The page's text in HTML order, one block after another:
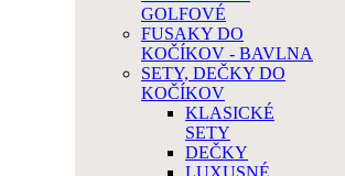
GOLFOVÉ
FUSAKY DO
KOČÍKOV - BAVLNA
SETY, DEČKY DO
KOČÍKOV
KLASICKÉ
SETY
DEČKY